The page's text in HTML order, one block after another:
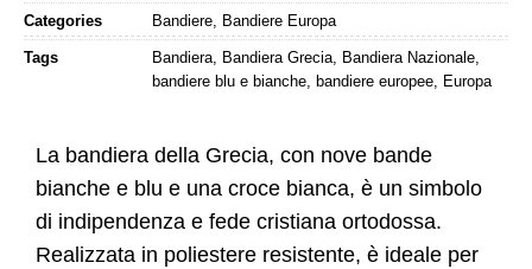
Categories Bandiere, Bandiere Europa
Tags Bandiera, Bandiera Grecia, Bandiera Nazionale,
bandiere blu e bianche, bandiere europee, Europa
La bandiera della Grecia, con nove bande
bianche e blu e una croce bianca, è un simbolo
di indipendenza e fede cristiana ortodossa.
Realizzata in poliestere resistente, è ideale per